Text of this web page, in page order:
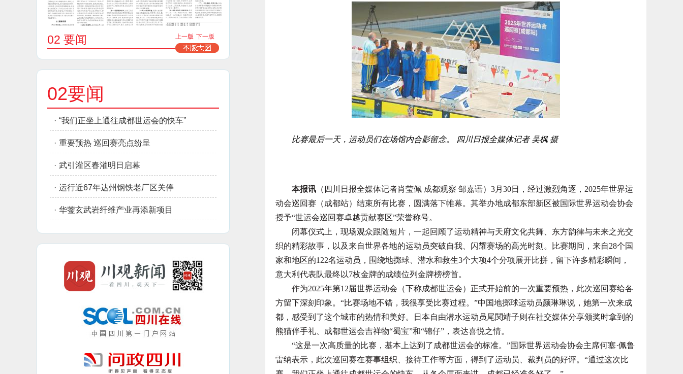
02 要闻 上一版 下一版
02要闻
· “我们正坐上通往成都世运会的快车”
· 重要预热 巡回赛亮点纷呈
· 武引灌区春灌明日启幕
· 运行近67年达州钢铁老厂区关停
· 华蓥玄武岩纤维产业再添新项目
比赛最后一天，运动员们在场馆内合影留念。 四川日报全媒体记者 吴枫 摄
本报讯 （四川日报全媒体记者肖莹佩 成都观察 邹嘉语）3月30日，经过激烈角逐，2025年世界运
动会巡回赛（成都站）结束所有比赛，圆满落下帷幕。其举办地成都东部新区被国际世界运动会协会
授予“世运会巡回赛卓越贡献赛区”荣誉称号。
闭幕仪式上，现场观众跟随短片，一起回顾了运动精神与天府文化共舞、东方韵律与未来之光交
织的精彩故事，以及来自世界各地的运动员突破自我、闪耀赛场的高光时刻。比赛期间，来自28个国
家和地区的122名运动员，围绕地掷球、潜水和救生3个大项4个分项展开比拼，留下许多精彩瞬间，
意大利代表队最终以7枚金牌的成绩位列金牌榜榜首。
作为2025年第12届世界运动会（下称成都世运会）正式开始前的一次重要预热，此次巡回赛给各
方留下深刻印象。“比赛场地不错，我很享受比赛过程。”中国地掷球运动员颜琳琳说，她第一次来成
都，感受到了这个城市的热情和美好。日本自由潜水运动员尾関靖子则在社交媒体分享颁奖时拿到的
熊猫伴手礼、成都世运会吉祥物“蜀宝”和“锦仔”，表达喜悦之情。
“这是一次高质量的比赛，基本上达到了成都世运会的标准。”国际世界运动会协会主席何塞·佩鲁
雷纳表示，此次巡回赛在赛事组织、接待工作等方面，得到了运动员、裁判员的好评。“通过这次比